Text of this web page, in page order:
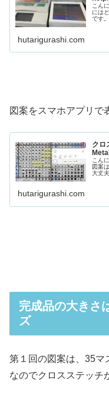
こん
には
です
hutarigurashi.com
図案をスマホアプリで
クロ
こん
図案
大丈
hutarigurashi.com
完成品の大きさ
ズ
第１回の図案は、35マ
なのでクロスステッチ